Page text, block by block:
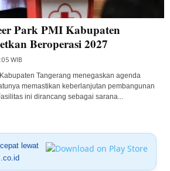
Park PMI Kabupaten
Beroperasi 2027
WIB
Tangerang menegaskan agenda
memastikan keberlanjutan pembangunan
ini dirancang sebagai sarana...
lewat